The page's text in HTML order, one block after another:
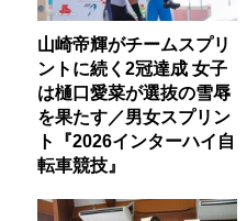
山崎帝輝がチームスプリ
ントに続く2冠達成 女子
は樋口愛菜が選抜の雪辱
を果たす／男女スプリン
ト『2026インターハイ自
転車競技』